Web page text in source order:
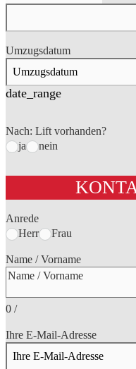
Umzugsdatum
date_range
Nach: Lift vorhanden?
ja
nein
Anrede
Herr
Frau
Name / Vorname
0 /
Ihre E-Mail-Adresse